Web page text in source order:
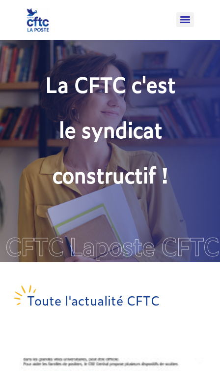
CFTC Laposte
La CFTC c'est
le syndicat
constructif !
Toute l'actualité CFTC